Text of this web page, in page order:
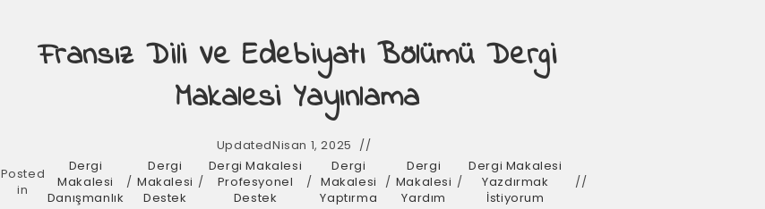
Fransız Dili Ve Edebiyatı Bölümü Dergi
Makalesi Yayınlama
UpdatedNisan 1, 2025
Posted
in
Dergi
Makalesi
Danışmanlık
/
Dergi
Makalesi
Destek
/
Dergi Makalesi
Profesyonel
Destek
/
Dergi
Makalesi
Yaptırma
/
Dergi
Makalesi
Yardım
/
Dergi Makalesi
Yazdırmak
İstiyorum